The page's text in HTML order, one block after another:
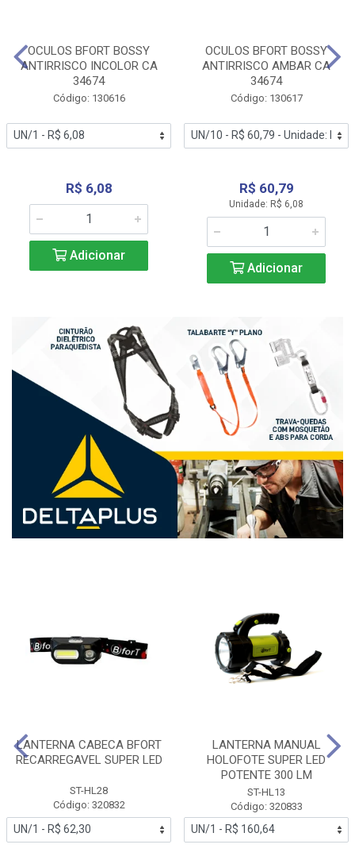
OCULOS BFORT BOSSY
ANTIRRISCO INCOLOR CA
34674
Código: 130616
R$ 6,08
Adicionar
OCULOS BFORT BOSSY
ANTIRRISCO AMBAR CA
34674
Código: 130617
R$ 60,79
Unidade: R$ 6,08
Adicionar
LANTERNA CABECA BFORT
RECARREGAVEL SUPER LED
ST-HL28
Código: 320832
LANTERNA MANUAL
HOLOFOTE SUPER LED
POTENTE 300 LM
ST-HL13
Código: 320833